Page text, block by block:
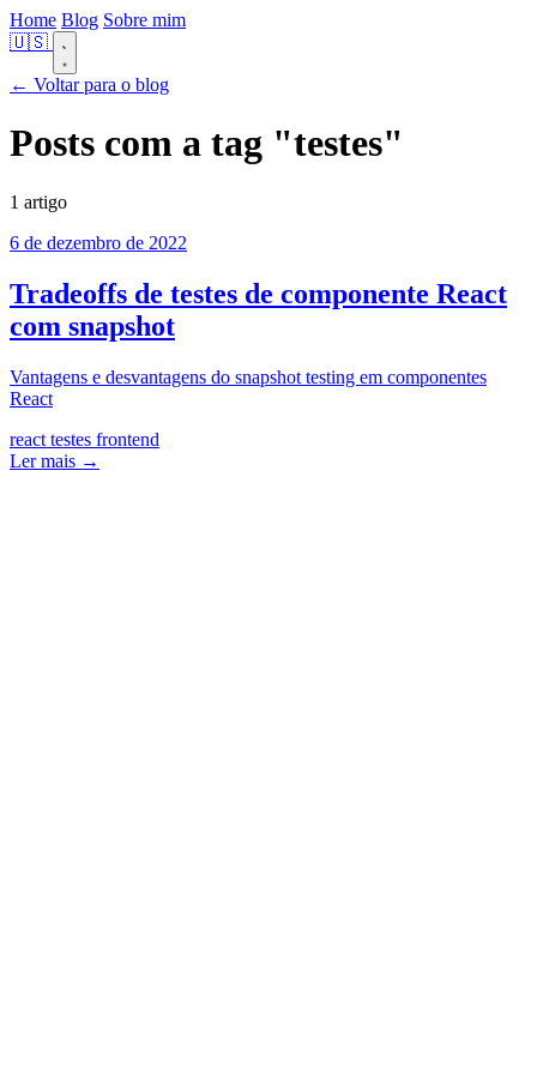
Home Blog Sobre mim
🇺🇸
← Voltar para o blog
Posts com a tag "testes"
1 artigo
6 de dezembro de 2022
Tradeoffs de testes de componente React
com snapshot
Vantagens e desvantagens do snapshot testing em componentes
React
react testes frontend
Ler mais →